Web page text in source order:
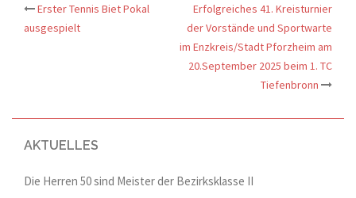
Beitrags-
Navigation
Erster Tennis Biet Pokal
ausgespielt
Erfolgreiches 41. Kreisturnier
der Vorstände und Sportwarte
im Enzkreis/Stadt Pforzheim am
20.September 2025 beim 1. TC
Tiefenbronn
AKTUELLES
Die Herren 50 sind Meister der Bezirksklasse II